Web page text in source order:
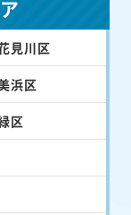
見川区
浜区
区